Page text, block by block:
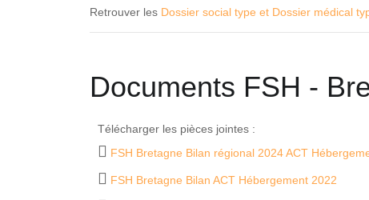
Retrouver les Dossier social type et Dossier médical
Documents FSH -
Télécharger les pièces jointes :
FSH Bretagne Bilan régional 2024 ACT
FSH Bretagne Bilan ACT Hébergement 2022